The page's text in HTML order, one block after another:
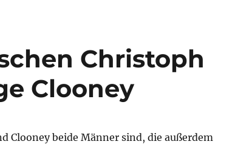
Christoph
Clooney
Clooney beide Männer sind, die außerdem